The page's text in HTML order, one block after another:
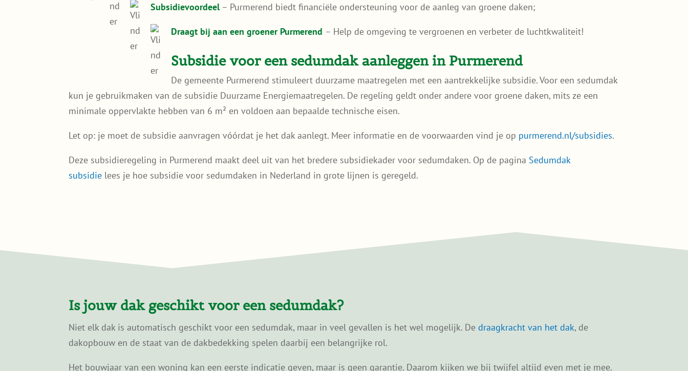
Subsidievoordeel– Purmerend biedt financiële ondersteuning voor de aanleg van groene daken;
Draagt bij aan een groener Purmerend – Help de omgeving te vergroenen en verbeter de luchtkwaliteit!
Subsidie voor een sedumdak aanleggen in Purmerend
De gemeente Purmerend stimuleert duurzame maatregelen met een aantrekkelijke subsidie. Voor een sedumdak
kun je gebruikmaken van de subsidie Duurzame Energiemaatregelen. De regeling geldt onder andere voor groene daken, mits ze een
minimale oppervlakte hebben van 6 m² en voldoen aan bepaalde technische eisen.
Let op: je moet de subsidie aanvragen vóórdat je het dak aanlegt. Meer informatie en de voorwaarden vind je op purmerend.nl/subsidies.
Deze subsidieregeling in Purmerend maakt deel uit van het bredere subsidiekader voor sedumdaken. Op de pagina Sedumdak
subsidie lees je hoe subsidie voor sedumdaken in Nederland in grote lijnen is geregeld.
Is jouw dak geschikt voor een sedumdak?
Niet elk dak is automatisch geschikt voor een sedumdak, maar in veel gevallen is het wel mogelijk. Dedraagkracht van het dak, de
dakopbouw en de staat van de dakbedekking spelen daarbij een belangrijke rol.
Het bouwjaar van een woning kan een eerste indicatie geven, maar is geen garantie. Daarom kijken we bij twijfel altijd even met je mee.